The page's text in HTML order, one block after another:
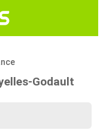
Godault